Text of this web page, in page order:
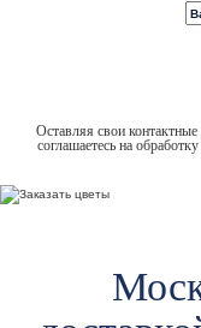
Оставляя свои
соглашаетесь на